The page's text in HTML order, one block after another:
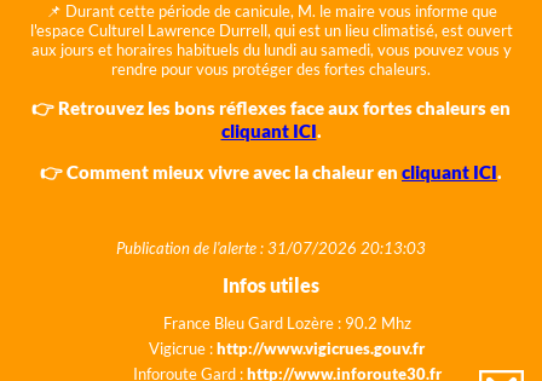
📌 Durant cette période de canicule, M. le maire vous informe que
l'espace Culturel Lawrence Durrell, qui est un lieu climatisé, est ouvert
aux jours et horaires habituels du lundi au samedi, vous pouvez vous y
rendre pour vous protéger des fortes chaleurs.
👉 Retrouvez les bons réflexes face aux fortes chaleurs en
cliquant ICI.
👉 Comment mieux vivre avec la chaleur en cliquant ICI.
Publication de l'alerte : 31/07/2026 20:13:03
Infos utiles
France Bleu Gard Lozère : 90.2 Mhz
Vigicrue :http://www.vigicrues.gouv.fr
Inforoute Gard :http://www.inforoute30.fr